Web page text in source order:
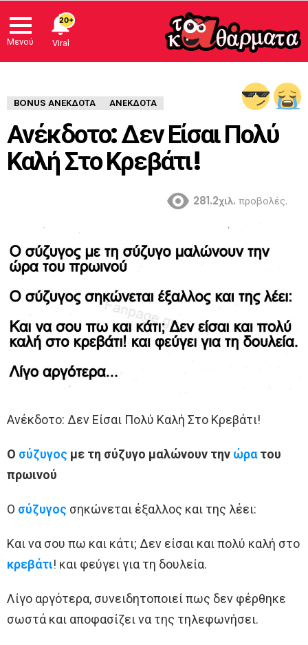
Μενού
BONUS ΑΝΕΚΔΟΤΑ ΑΝΈΚΔΟΤΑ
Ανέκδοτο: Δεν Είσαι Πολύ
Καλή Στο Κρεβάτι!
281.2χιλ. προβολές.
Ανέκδοτο: Δεν Είσαι Πολύ Καλή Στο Κρεβάτι!
Ο σύζυγος με τη σύζυγο μαλώνουν την ώρατου
πρωινού
Ο σύζυγος σηκώνεται έξαλλος και της λέει:
Και να σου πω και κάτι; Δεν είσαι και πολύ καλή στο
κρεβάτι! και φεύγει για τη δουλεία.
Λίγο αργότερα, συνειδητοποιεί πως δεν φέρθηκε
σωστά και αποφασίζει να της τηλεφωνήσει.
20+
Viral